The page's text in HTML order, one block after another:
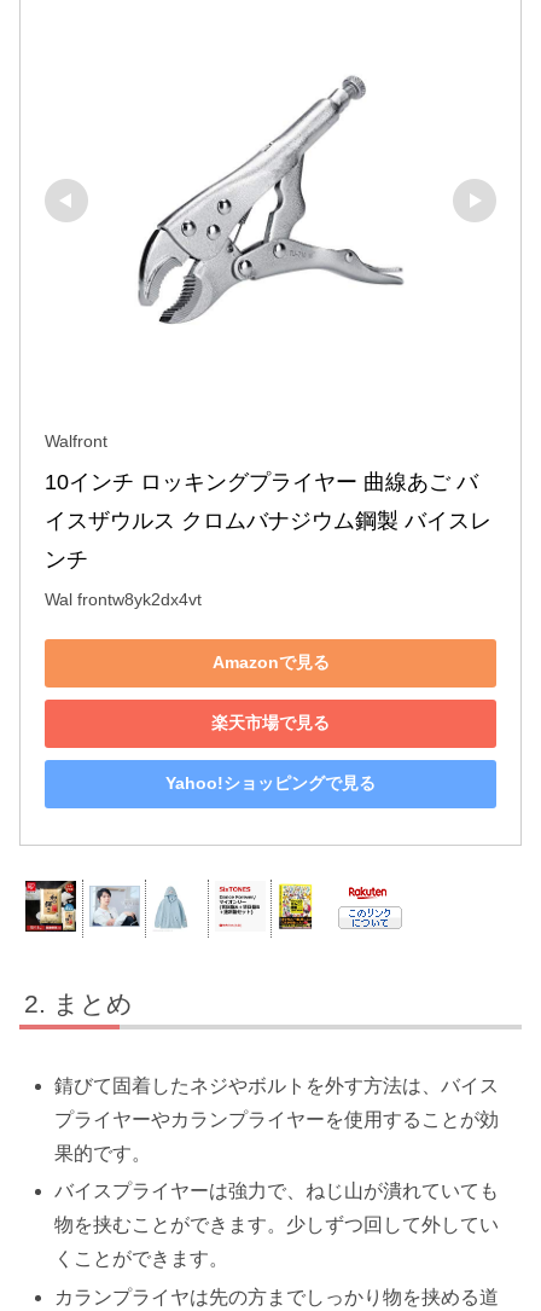
Walfront
10インチ ロッキングプライヤー 曲線あご バ
イスザウルス クロムバナジウム鋼製 バイスレ
ンチ
Wal frontw8yk2dx4vt
Amazonで見る
楽天市場で見る
Yahoo!ショッピングで見る
まとめ
錆びて固着したネジやボルトを外す方法は、バイス
プライヤーやカランプライヤーを使用することが効
果的です。
バイスプライヤーは強力で、ねじ山が潰れていても
物を挟むことができます。少しずつ回して外してい
くことができます。
カランプライヤは先の方までしっかり物を挟める道